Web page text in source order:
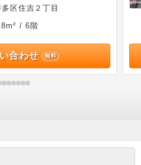
区住吉２丁目
/ 6階
合わせ 無料